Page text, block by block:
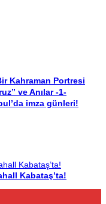
Kahraman Portresi
ve Anılar -1-
imza günleri!
Kabataş’ta!